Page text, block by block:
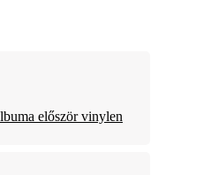
először vinylen